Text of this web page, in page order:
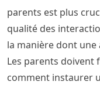
parents est plus
qualité des
la manière dont
Les parents doivent
comment instaurer